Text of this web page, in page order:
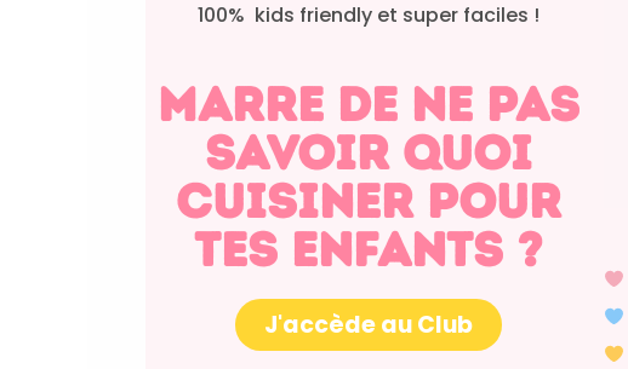
100% kids friendly et super faciles !
Marre de ne pas
savoir quoi
cuisiner pour
tes enfants ?
J'accède au Club